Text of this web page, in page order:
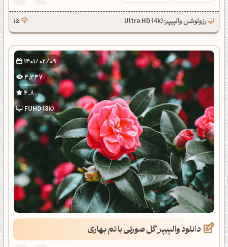
رزولوشن والپیپر: Ultra HD (4k) 15
1401/02/09
4,347
4.8
FUHD (8k)
دانلود والپیپر گل صورتی با تم بهاری